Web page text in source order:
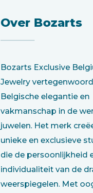
Over Bozarts
Bozarts Exclusive
Jewelry
Belgische elegantie en
vakmanschap in de
juwelen. Het merk
unieke en exclusieve
die de persoonlijkheid
individualiteit van de
weerspiegelen. Met